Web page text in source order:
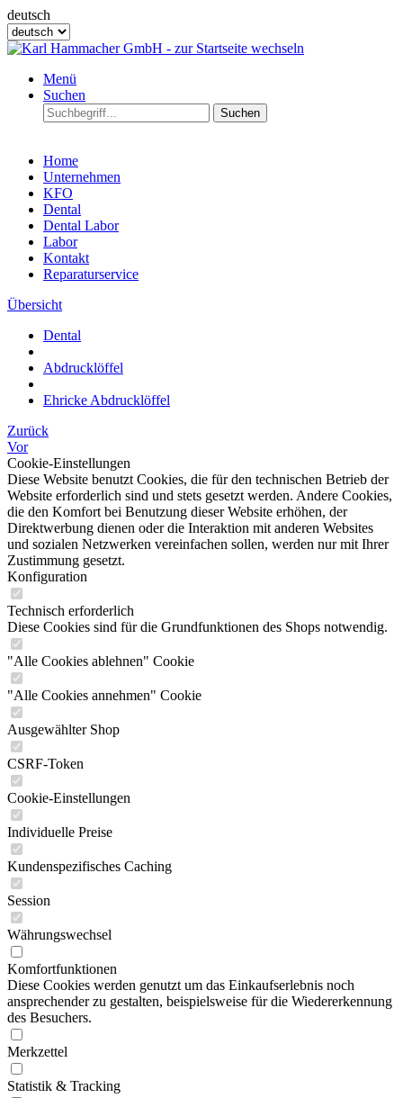
deutsch
Menü
Suchen
Suchen
Home
Unternehmen
KFO
Dental
Dental Labor
Labor
Kontakt
Reparaturservice
Übersicht
Dental
Abdrucklöffel
Ehricke Abdrucklöffel
Zurück
Vor
Cookie-Einstellungen
Diese Website benutzt Cookies, die für den technischen Betrieb der
Website erforderlich sind und stets gesetzt werden. Andere Cookies,
die den Komfort bei Benutzung dieser Website erhöhen, der
Direktwerbung dienen oder die Interaktion mit anderen Websites
und sozialen Netzwerken vereinfachen sollen, werden nur mit Ihrer
Zustimmung gesetzt.
Konfiguration
Technisch erforderlich
Diese Cookies sind für die Grundfunktionen des Shops notwendig.
"Alle Cookies ablehnen" Cookie
"Alle Cookies annehmen" Cookie
Ausgewählter Shop
CSRF-Token
Cookie-Einstellungen
Individuelle Preise
Kundenspezifisches Caching
Session
Währungswechsel
Komfortfunktionen
Diese Cookies werden genutzt um das Einkaufserlebnis noch
ansprechender zu gestalten, beispielsweise für die Wiedererkennung
des Besuchers.
Merkzettel
Statistik & Tracking